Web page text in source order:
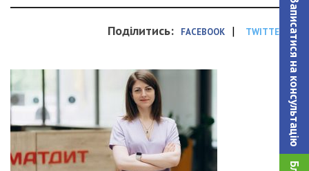
Записатися на консультацiю
Поділитись: FACEBOOK | TWITTER